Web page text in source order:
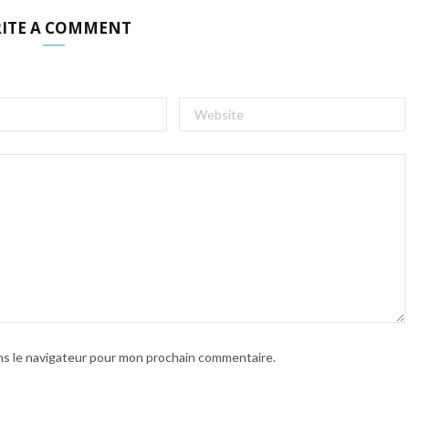
A COMMENT
le navigateur pour mon prochain commentaire.